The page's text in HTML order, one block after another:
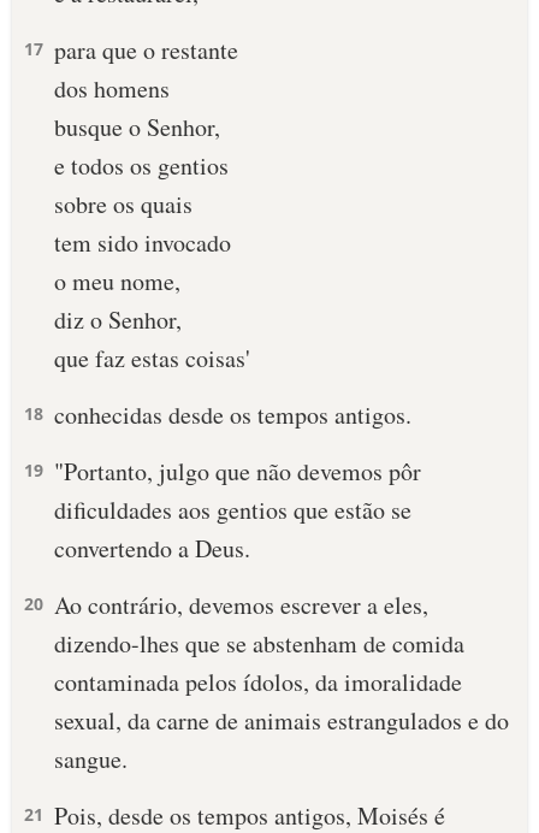
TERMO BÍBLICO JOGOS
LOJA BÍBLIAON
17 para que o restante
dos homens
busque o Senhor,
e todos os gentios
sobre os quais
tem sido invocado
o meu nome,
diz o Senhor,
que faz estas coisas'
18 conhecidas desde os tempos antigos.
19 "Portanto, julgo que não devemos pôr
dificuldades aos gentios que estão se
convertendo a Deus.
20 Ao contrário, devemos escrever a eles,
dizendo-lhes que se abstenham de comida
contaminada pelos ídolos, da imoralidade
sexual, da carne de animais estrangulados e do
sangue.
21 Pois, desde os tempos antigos, Moisés é